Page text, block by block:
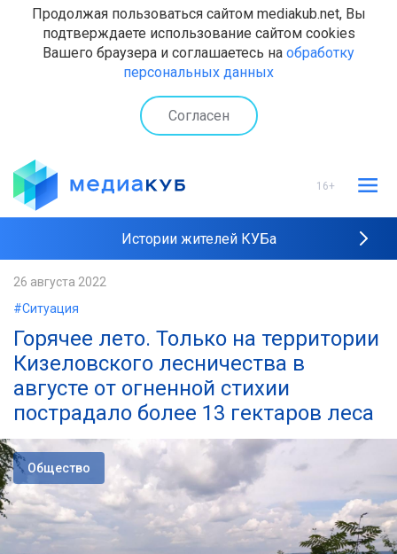
Продолжая пользоваться сайтом mediakub.net, Вы
подтверждаете использование сайтом cookies
Вашего браузера и соглашаетесь на обработку
персональных данных
Согласен
16+
Истории жителей КУБа
26 августа 2022
#Ситуация
Горячее лето. Только на территории
Кизеловского лесничества в
августе от огненной стихии
пострадало более 13 гектаров леса
Общество